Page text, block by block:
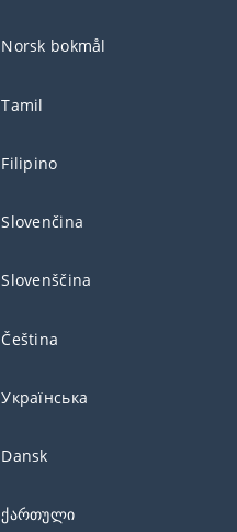
Norsk bokmål
Tamil
Filipino
Slovenčina
Slovenščina
Čeština
Українська
Dansk
ქართული